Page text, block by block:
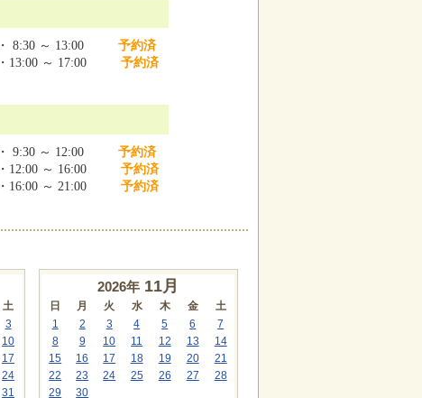
・ 8:30 ～ 13:00
予約済
・13:00 ～ 17:00
予約済
・ 9:30 ～ 12:00
予約済
・12:00 ～ 16:00
予約済
・16:00 ～ 21:00
予約済
土
3
10
17
24
31
2026年 11月
日 月 火 水 木 金
土
1
2 3 4 5 6
7
8
9 10 11 12 13
14
15
16 17 18 19 20
21
22
23 24 25 26 27
28
29
30